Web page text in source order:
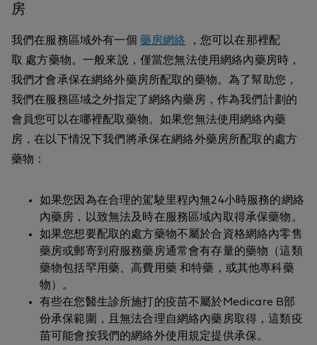
房
我們在服務區域外有一個 藥房網絡 ，您可以在那裡配
取 處方藥物。一般來說，僅當您無法使用網絡內藥房時，
我們才會承保在網絡外藥房所配取的藥物。為了幫助您，
我們在服務區域之外指定了網絡內藥房，作為我們計劃的
會員您可以在哪裡配取藥物。如果您無法使用網絡內藥
房，在以下情況下我們將承保在網絡外藥房所配取的處方
藥物：
如果您因為在合理的駕駛里程內無24小時服務的網絡
內藥房，以致無法及時在服務區域內取得承保藥物。
如果您想要配取的處方藥物不屬於合資格網絡內零售
藥房或郵寄到府服務藥房通常會有存量的藥物（這類
藥物包括罕用藥、高費用藥 和特藥，或其他專科藥
物）。
有些在您醫生診所施打的疫苗不屬於Medicare B部
份承保範圍，且無法合理自網絡內藥房取得，這類疫
苗可能會按我們的網絡外使用規定提供承保。